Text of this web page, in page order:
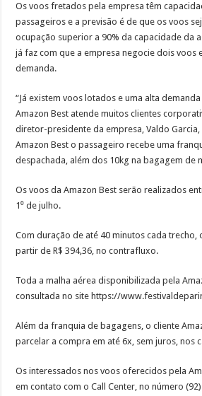
Os voos fretados pela empresa têm
passageiros e a previsão é de que os voos
ocupação superior a 90% da capacidade da
já faz com que a empresa negocie dois voos
demanda.
“Já existem voos lotados e uma alta
Amazon Best atende muitos clientes
diretor-presidente da empresa, Valdo
Amazon Best o passageiro recebe uma
despachada, além dos 10kg na bagagem de
Os voos da Amazon Best serão realizados
1⁰ de julho.
Com duração de até 40 minutos cada trecho,
partir de R$ 394,36, no contrafluxo.
Toda a malha aérea disponibilizada pela
consultada no site https://
Além da franquia de bagagens, o cliente
parcelar a compra em até 6x, sem juros, nos
Os interessados nos voos oferecidos pela
em contato com o Call Center, no número